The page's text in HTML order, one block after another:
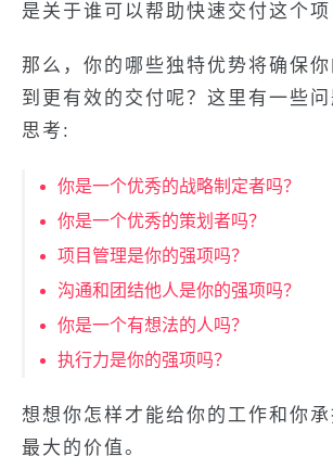
是关于谁可以帮助快速交付这个项
那么，你的哪些独特优势将确保
到更有效的交付呢？这里有一些
思考:
你是一个优秀的战略制定者吗？
你是一个优秀的策划者吗？
项目管理是你的强项吗？
沟通和团结他人是你的强项吗？
你是一个有想法的人吗？
执行力是你的强项吗？
想想你怎样才能给你的工作和你
最大的价值。